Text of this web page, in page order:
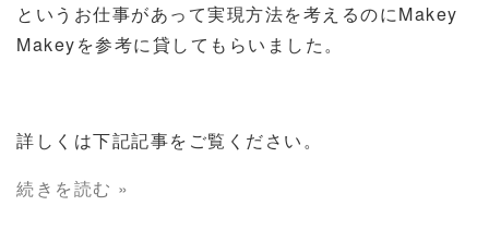
というお仕事があって実現方法を考えるのにMakey
Makeyを参考に貸してもらいました。
詳しくは下記記事をご覧ください。
続きを読む »